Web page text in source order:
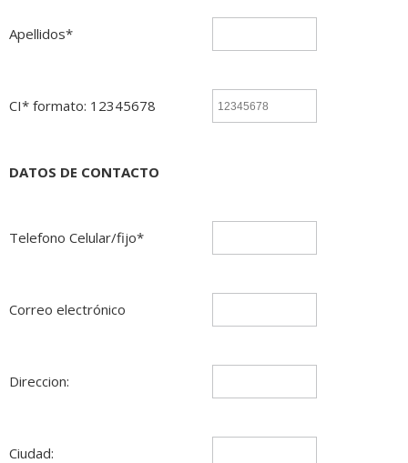
Apellidos*
CI* formato: 12345678
DATOS DE CONTACTO
Telefono Celular/fijo*
Correo electrónico
Direccion:
Ciudad: